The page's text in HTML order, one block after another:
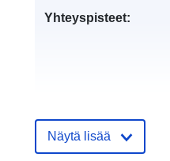
Yhteyspisteet:
Näytä lisää